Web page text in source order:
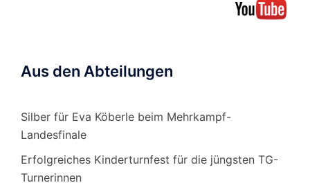
Aus den Abteilungen
Silber für Eva Köberle beim Mehrkampf-
Landesfinale
Erfolgreiches Kinderturnfest für die jüngsten TG-
Turnerinnen